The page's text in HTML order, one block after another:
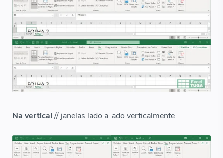
Na vertical// janelas lado a lado verticalmente